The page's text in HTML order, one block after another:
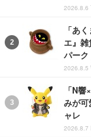
2026.8.6
「あ
エ』
パーク
2026.8.5
「N
みが可
ャレ
2026.8.7